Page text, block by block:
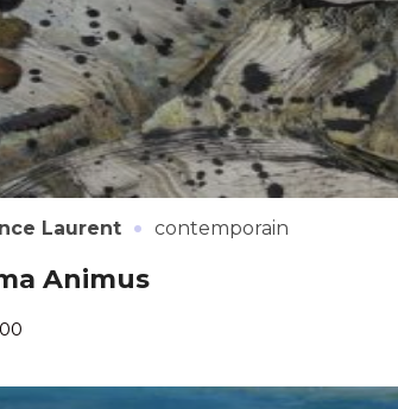
Laurent · contemporain
Animus